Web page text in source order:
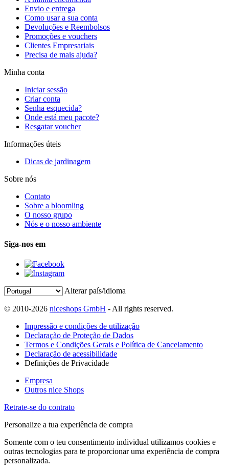
Envio e entrega
Como usar a sua conta
Devoluções e Reembolsos
Promoções e vouchers
Clientes Empresariais
Precisa de mais ajuda?
Minha conta
Iniciar sessão
Criar conta
Senha esquecida?
Onde está meu pacote?
Resgatar voucher
Informações úteis
Dicas de jardinagem
Sobre nós
Contato
Sobre a bloomling
O nosso grupo
Nós e o nosso ambiente
Siga-nos em
Alterar país/idioma
© 2010-2026 niceshops GmbH - All rights reserved.
Impressão e condições de utilização
Declaração de Proteção de Dados
Termos e Condições Gerais e Política de Cancelamento
Declaração de acessibilidade
Definições de Privacidade
Empresa
Outros nice Shops
Retrate-se do contrato
Personalize a tua experiência de compra
Somente com o teu consentimento individual utilizamos cookies e
outras tecnologias para te proporcionar uma experiência de compra
personalizada.